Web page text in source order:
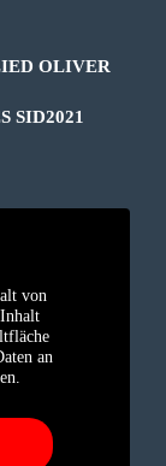
OLIVER
SID2021
von
an